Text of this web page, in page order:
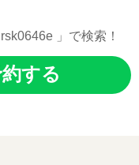
」で検索！
する